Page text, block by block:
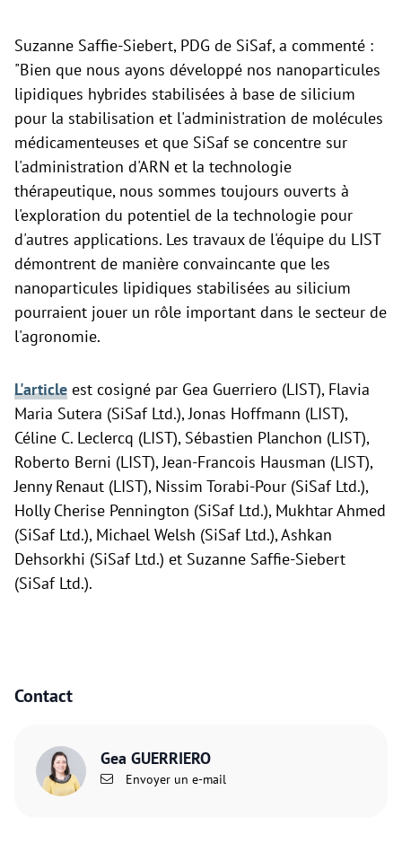
Contact
Gea GUERRIERO
Envoyer un e-mail
Suzanne Saffie-Siebert, PDG de SiSaf, a commenté :
"Bien que nous ayons développé nos nanoparticules
lipidiques hybrides stabilisées à base de silicium
pour la stabilisation et l'administration de molécules
médicamenteuses et que SiSaf se concentre sur
l'administration d'ARN et la technologie
thérapeutique, nous sommes toujours ouverts à
l'exploration du potentiel de la technologie pour
d'autres applications. Les travaux de l'équipe du LIST
démontrent de manière convaincante que les
nanoparticules lipidiques stabilisées au silicium
pourraient jouer un rôle important dans le secteur de
l'agronomie.
L'article est cosigné par Gea Guerriero (LIST), Flavia
Maria Sutera (SiSaf Ltd.), Jonas Hoffmann (LIST),
Céline C. Leclercq (LIST), Sébastien Planchon (LIST),
Roberto Berni (LIST), Jean-Francois Hausman (LIST),
Jenny Renaut (LIST), Nissim Torabi-Pour (SiSaf Ltd.),
Holly Cherise Pennington (SiSaf Ltd.), Mukhtar Ahmed
(SiSaf Ltd.), Michael Welsh (SiSaf Ltd.), Ashkan
Dehsorkhi (SiSaf Ltd.) et Suzanne Saffie-Siebert
(SiSaf Ltd.).